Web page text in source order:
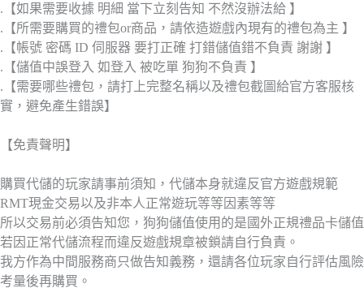
.【如果需要收據 明細 當下立刻告知 不然沒辦法給 】
.【所需要購買的禮包or商品，請依造遊戲內現有的禮包為主 】
.【帳號 密碼 ID 伺服器 要打正確 打錯儲值錯不負責 謝謝 】
.【儲值中誤登入 如登入 被吃單 狗狗不負責 】
.【需要哪些禮包，請打上完整名稱以及禮包截圖給官方客服核
實，避免產生錯誤】
【免責聲明】
購買代儲的玩家請事前須知，代儲本身就違反官方遊戲規範
RMT現金交易以及非本人正常遊玩等等因素等等
所以交易前必須告知您，狗狗儲值使用的是國外正規禮品卡儲值
若因正常代儲流程而違反遊戲規章被鎖請自行負責。
我方作為中間服務商只做告知義務，還請各位玩家自行評估風險
考量後再購買。